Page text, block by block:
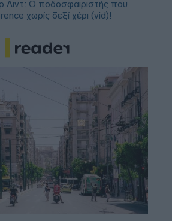
Λιντ: Ο ποδοσφαιριστής που
χωρίς δεξί χέρι (vid)!